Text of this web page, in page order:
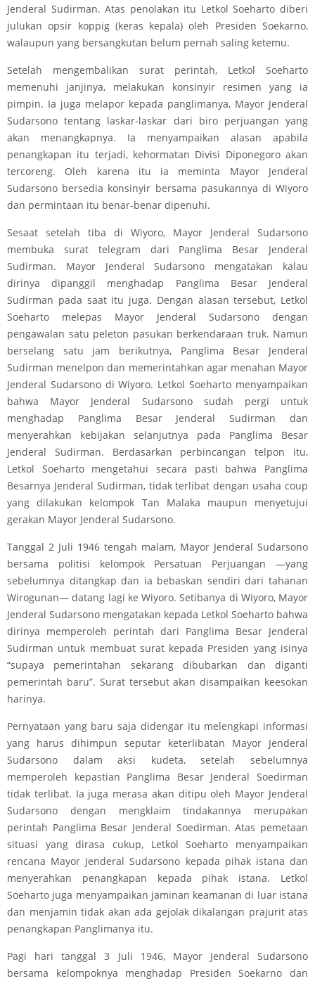
Jenderal Sudirman. Atas penolakan itu Letkol Soeharto diberi
julukan opsir koppig (keras kepala) oleh Presiden Soekarno,
walaupun yang bersangkutan belum pernah saling ketemu.
Setelah mengembalikan surat perintah, Letkol Soeharto
memenuhi janjinya, melakukan konsinyir resimen yang ia
pimpin. Ia juga melapor kepada panglimanya, Mayor Jenderal
Sudarsono tentang laskar-laskar dari biro perjuangan yang
akan menangkapnya. Ia menyampaikan alasan apabila
penangkapan itu terjadi, kehormatan Divisi Diponegoro akan
tercoreng. Oleh karena itu ia meminta Mayor Jenderal
Sudarsono bersedia konsinyir bersama pasukannya di Wiyoro
dan permintaan itu benar-benar dipenuhi.
Sesaat setelah tiba di Wiyoro, Mayor Jenderal Sudarsono
membuka surat telegram dari Panglima Besar Jenderal
Sudirman. Mayor Jenderal Sudarsono mengatakan kalau
dirinya dipanggil menghadap Panglima Besar Jenderal
Sudirman pada saat itu juga. Dengan alasan tersebut, Letkol
Soeharto melepas Mayor Jenderal Sudarsono dengan
pengawalan satu peleton pasukan berkendaraan truk. Namun
berselang satu jam berikutnya, Panglima Besar Jenderal
Sudirman menelpon dan memerintahkan agar menahan Mayor
Jenderal Sudarsono di Wiyoro. Letkol Soeharto menyampaikan
bahwa Mayor Jenderal Sudarsono sudah pergi untuk
menghadap Panglima Besar Jenderal Sudirman dan
menyerahkan kebijakan selanjutnya pada Panglima Besar
Jenderal Sudirman. Berdasarkan perbincangan telpon itu,
Letkol Soeharto mengetahui secara pasti bahwa Panglima
Besarnya Jenderal Sudirman, tidak terlibat dengan usaha coup
yang dilakukan kelompok Tan Malaka maupun menyetujui
gerakan Mayor Jenderal Sudarsono.
Tanggal 2 Juli 1946 tengah malam, Mayor Jenderal Sudarsono
bersama politisi kelompok Persatuan Perjuangan —yang
sebelumnya ditangkap dan ia bebaskan sendiri dari tahanan
Wirogunan— datang lagi ke Wiyoro. Setibanya di Wiyoro, Mayor
Jenderal Sudarsono mengatakan kepada Letkol Soeharto bahwa
dirinya memperoleh perintah dari Panglima Besar Jenderal
Sudirman untuk membuat surat kepada Presiden yang isinya
“supaya pemerintahan sekarang dibubarkan dan diganti
pemerintah baru”. Surat tersebut akan disampaikan keesokan
harinya.
Pernyataan yang baru saja didengar itu melengkapi informasi
yang harus dihimpun seputar keterlibatan Mayor Jenderal
Sudarsono dalam aksi kudeta, setelah sebelumnya
memperoleh kepastian Panglima Besar Jenderal Soedirman
tidak terlibat. Ia juga merasa akan ditipu oleh Mayor Jenderal
Sudarsono dengan mengklaim tindakannya merupakan
perintah Panglima Besar Jenderal Soedirman. Atas pemetaan
situasi yang dirasa cukup, Letkol Soeharto menyampaikan
rencana Mayor Jenderal Sudarsono kepada pihak istana dan
menyerahkan penangkapan kepada pihak istana. Letkol
Soeharto juga menyampaikan jaminan keamanan di luar istana
dan menjamin tidak akan ada gejolak dikalangan prajurit atas
penangkapan Panglimanya itu.
Pagi hari tanggal 3 Juli 1946, Mayor Jenderal Sudarsono
bersama kelompoknya menghadap Presiden Soekarno dan